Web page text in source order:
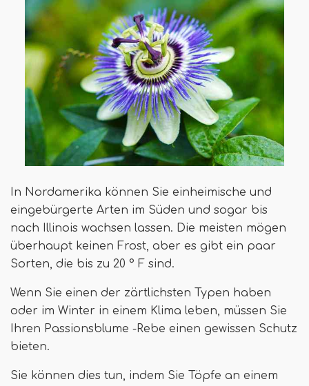
In Nordamerika können Sie einheimische und
eingebürgerte Arten im Süden und sogar bis
nach Illinois wachsen lassen. Die meisten mögen
überhaupt keinen Frost, aber es gibt ein paar
Sorten, die bis zu 20 ° F sind.
Wenn Sie einen der zärtlichsten Typen haben
oder im Winter in einem Klima leben, müssen Sie
Ihren Passionsblume -Rebe einen gewissen Schutz
bieten.
Sie können dies tun, indem Sie Töpfe an einem